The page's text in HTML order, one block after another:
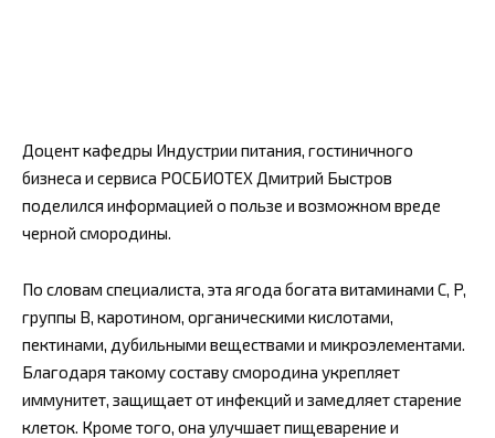
Доцент кафедры Индустрии питания, гостиничного
бизнеса и сервиса РОСБИОТЕХ Дмитрий Быстров
поделился информацией о пользе и возможном вреде
черной смородины.
По словам специалиста, эта ягода богата витаминами C, P,
группы B, каротином, органическими кислотами,
пектинами, дубильными веществами и микроэлементами.
Благодаря такому составу смородина укрепляет
иммунитет, защищает от инфекций и замедляет старение
клеток. Кроме того, она улучшает пищеварение и